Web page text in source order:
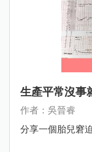
生產平常沒事
作者：吳晉睿
分享一個胎兒窘